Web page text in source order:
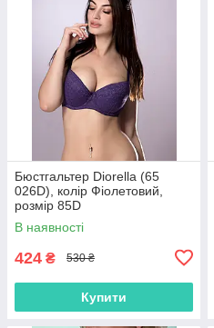
Бюстгальтер Diorella (65
026D), колір Фіолетовий,
розмір 85D
В наявності
424 ₴ 530 ₴
Купити